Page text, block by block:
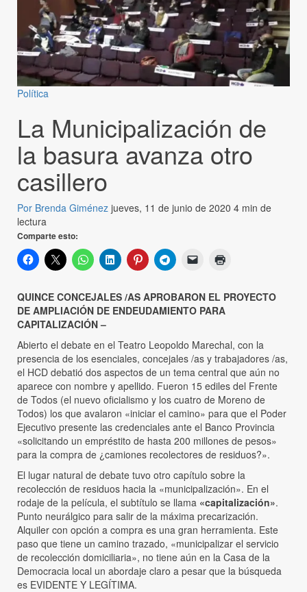
Política
La Municipalización de
la basura avanza otro
casillero
Por Brenda Giménez jueves, 11 de junio de 2020 4 min de
lectura
Comparte esto:
QUINCE CONCEJALES /AS APROBARON EL PROYECTO
DE AMPLIACIÓN DE ENDEUDAMIENTO PARA
CAPITALIZACIÓN –
Abierto el debate en el Teatro Leopoldo Marechal, con la
presencia de los esenciales, concejales /as y trabajadores /as,
el HCD debatió dos aspectos de un tema central que aún no
aparece con nombre y apellido. Fueron 15 ediles del Frente
de Todos (el nuevo oficialismo y los cuatro de Moreno de
Todos) los que avalaron «iniciar el camino» para que el Poder
Ejecutivo presente las credenciales ante el Banco Provincia
«solicitando un empréstito de hasta 200 millones de pesos»
para la compra de ¿camiones recolectores de residuos?».
El lugar natural de debate tuvo otro capítulo sobre la
recolección de residuos hacia la «municipalización». En el
rodaje de la película, el subtítulo se llama «capitalización».
Punto neurálgico para salir de la máxima precarización.
Alquiler con opción a compra es una gran herramienta. Este
paso que tiene un camino trazado, «municipalizar el servicio
de recolección domiciliaria», no tiene aún en la Casa de la
Democracia local un abordaje claro a pesar que la búsqueda
es EVIDENTE Y LEGÍTIMA.